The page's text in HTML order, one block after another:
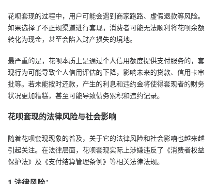
花呗套现的过程中，用户可能会遇到商家跑路、虚假退款等风险。
如果选择了不正规渠道进行套现，消费者可能无法顺利将花呗余额
转化为现金，甚至会陷入财产损失的境地。
最严重的是，花呗本质上是通过个人信用额度提供支付服务的，套
现行为可能导致个人信用评估的下降，影响未来的贷款、信用卡审
批等。若未能按时还款，产生的利息和违约金将使得套现者的财务
状况更加糟糕，甚至可能导致债务累积和违约记录。
花呗套现的法律风险与社会影响
随着花呗套现现象的普及，关于它的法律风险和社会影响也越来越
引起关注。在法律层面，花呗套现实际上涉嫌违反了《消费者权益
保护法》及《支付结算管理条例》等相关法律法规。